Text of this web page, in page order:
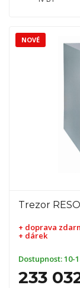
Trezor
+ doprava
+ dárek
Dostupnost:10-
233
NOVÉ